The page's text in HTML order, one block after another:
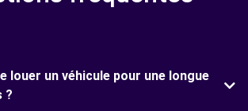
louer un véhicule pour une longue
?